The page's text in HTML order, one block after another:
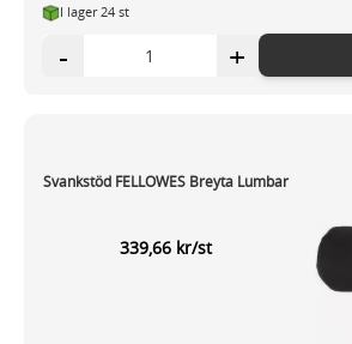
information som du har tillhandahållit
samlat in när du har använt deras
I lager 24 st
- +
Svankstöd FELLOWES Breyta Lumbar
339,66 kr/st